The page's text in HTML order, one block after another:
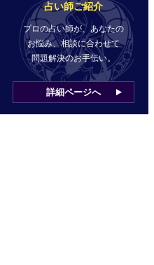
占い師ご紹介
プロの占い師が、あなたの
お悩み、相談に合わせて
問題解決のお手伝い。
詳細ページへ